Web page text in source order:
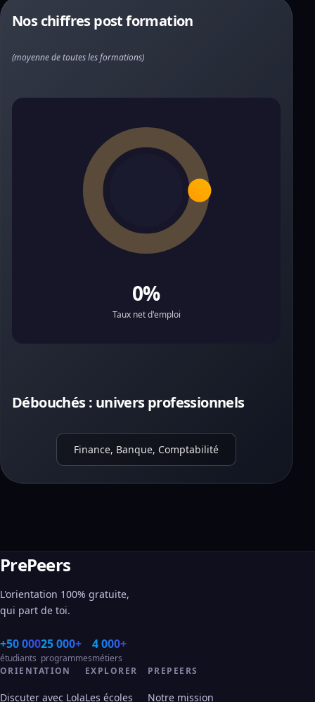
Nos chiffres post formation
(moyenne de toutes les formations)
0%
Taux net d'emploi
Débouchés : univers professionnels
Finance, Banque, Comptabilité
PrePeers
L'orientation 100% gratuite,
qui part de toi.
+50 000
étudiants
25 000+
programmes
4 000+
métiers
ORIENTATION
Discuter avec Lola
EXPLORER
Les écoles
PREPEERS
Notre mission